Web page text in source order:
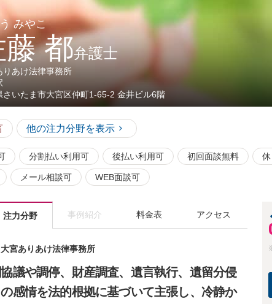
みやこ
藤 都弁護士
りあけ法律事務所
さいたま市大宮区仲町1-65-2 金井ビル6階
他の注力分野を表示
分割払い利用可 後払い利用可 初回面談無料
メール相談可 WEB面談可
注力分野 事例紹介 料金表 アクセス
宮ありあけ法律事務所
議や調停、財産調査、遺言執行、遺留分侵
感情を法的根拠に基づいて主張し、冷静か